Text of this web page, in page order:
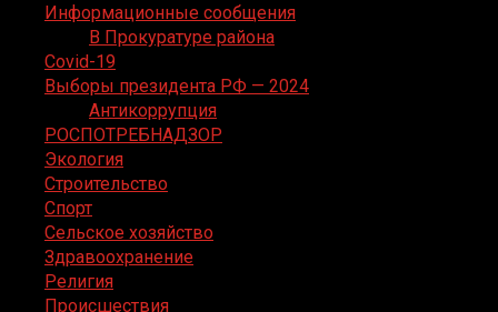
Информационные сообщения
В Прокуратуре района
Covid-19
Выборы президента РФ — 2024
Антикоррупция
РОСПОТРЕБНАДЗОР
Экология
Строительство
Спорт
Сельское хозяйство
Здравоохранение
Религия
Происшествия